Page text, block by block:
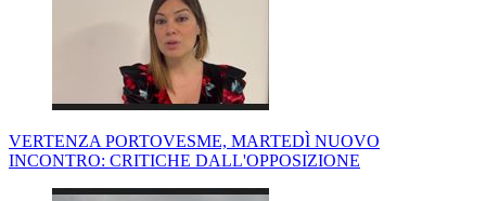
VERTENZA PORTOVESME, MARTEDÌ NUOVO
INCONTRO: CRITICHE DALL'OPPOSIZIONE